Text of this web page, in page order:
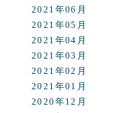
2021年06月
2021年05月
2021年04月
2021年03月
2021年02月
2021年01月
2020年12月